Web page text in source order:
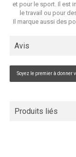
et pour le sport. Il est
le travail ou pour
Il marque aussi des
Avis
Soyez le premier à donner
Produits liés